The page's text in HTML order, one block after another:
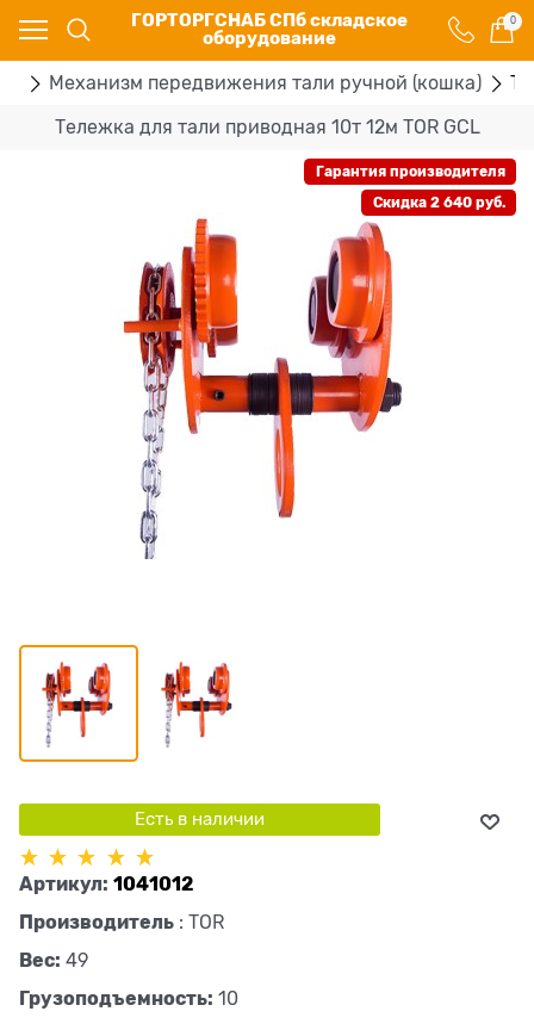
ГОРТОРГСНАБ СПб складское
оборудование
0
Механизм передвижения тали ручной (кошка)
Тележка для тали приводная 10т 12м TOR GCL
Гарантия производителя
Скидка 2 640 руб.
Есть в наличии
Артикул: 1041012
Производитель : TOR
Вес: 49
Грузоподъемность: 10